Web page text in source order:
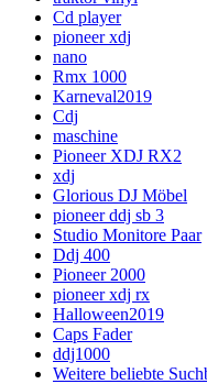
Cd player
pioneer xdj
nano
Rmx 1000
Karneval2019
Cdj
maschine
Pioneer XDJ RX2
xdj
Glorious DJ Möbel
pioneer ddj sb 3
Studio Monitore Paar
Ddj 400
Pioneer 2000
pioneer xdj rx
Halloween2019
Caps Fader
ddj1000
Weitere beliebte